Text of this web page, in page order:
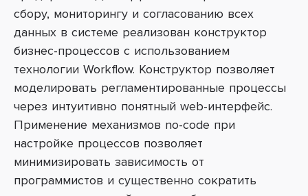
сбору, мониторингу и согласованию всех
данных в системе реализован конструктор
бизнес-процессов с использованием
технологии Workflow. Конструктор позволяет
моделировать регламентированные процессы
через интуитивно понятный web-интерфейс.
Применение механизмов no-code при
настройке процессов позволяет
минимизировать зависимость от
программистов и существенно сократить